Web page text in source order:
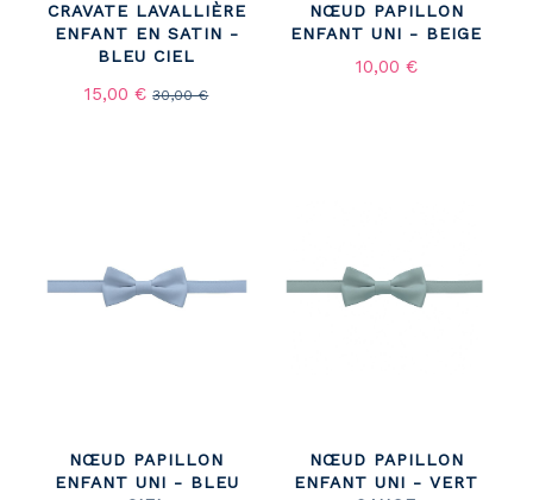
CRAVATE LAVALLIÈRE
ENFANT EN SATIN -
BLEU CIEL
15,00 €30,00 €
NŒUD PAPILLON
ENFANT UNI - BEIGE
10,00 €
NŒUD PAPILLON
ENFANT UNI - BLEU
NŒUD PAPILLON
ENFANT UNI - VERT